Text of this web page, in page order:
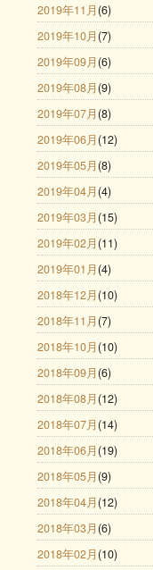
2019年11月 (6)
2019年10月 (7)
2019年09月 (6)
2019年08月 (9)
2019年07月 (8)
2019年06月 (12)
2019年05月 (8)
2019年04月 (4)
2019年03月 (15)
2019年02月 (11)
2019年01月 (4)
2018年12月 (10)
2018年11月 (7)
2018年10月 (10)
2018年09月 (6)
2018年08月 (12)
2018年07月 (14)
2018年06月 (19)
2018年05月 (9)
2018年04月 (12)
2018年03月 (6)
2018年02月 (10)